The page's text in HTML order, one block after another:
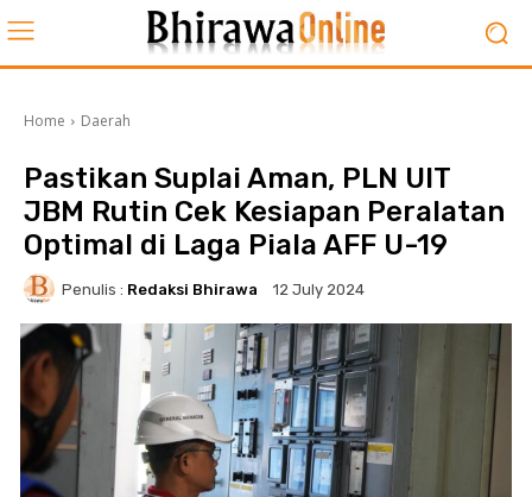
Home Daerah
Pastikan Suplai Aman, PLN UIT
JBM Rutin Cek Kesiapan Peralatan
Optimal di Laga Piala AFF U-19
Penulis : Redaksi Bhirawa 12 July 2024